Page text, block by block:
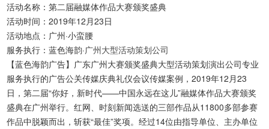
活动名称：第二届融媒体作品大赛颁奖盛典
活动时间：2019年12月23日
活动地点：广州·小蛮腰
服务执行：蓝色海韵·广州大型活动策划公司
【蓝色海韵广告】广东广州大赛颁奖盛典大型活动策划演出公司专业
服务执行的广告公关传媒庆典礼仪会议传媒案例，2019年12月23
日，第二届“你好，新时代——中国永远在这儿”融媒体作品大赛颁奖
盛典在广州举行。红网、时刻新闻选送的三部作品从11800多部参赛
作品中脱颖而出，斩获“最佳”奖项。经过14位由指导单位、主办单位